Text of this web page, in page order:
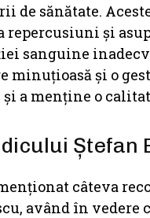
de sănătate.
repercusiuni și
sanguine
minuțioasă și o
a menține o
Ștefan
câteva
având în